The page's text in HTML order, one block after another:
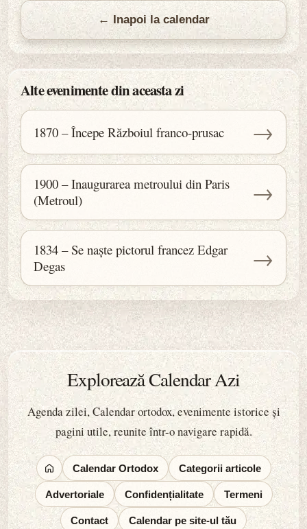
← Inapoi la calendar
Alte evenimente din aceasta zi
1870 – Începe Războiul franco-prusac →
1900 – Inaugurarea metroului din Paris
(Metroul)
→
1834 – Se naște pictorul francez Edgar
Degas
→
Explorează Calendar Azi
Agenda zilei, Calendar ortodox, evenimente istorice și
pagini utile, reunite într-o navigare rapidă.
Calendar Ortodox Categorii articole
Advertoriale Confidențialitate Termeni
Contact Calendar pe site-ul tău